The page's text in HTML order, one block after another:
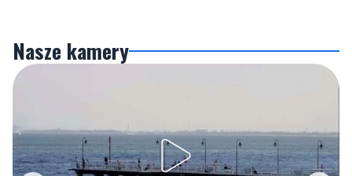
Nasze kamery